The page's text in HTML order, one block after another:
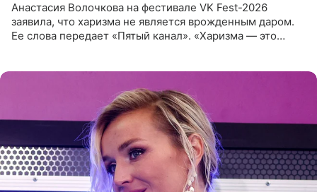
Анастасия Волочкова на фестивале VK Fest-2026
заявила, что харизма не является врожденным даром.
Ее слова передает «Пятый канал». «Харизма — это